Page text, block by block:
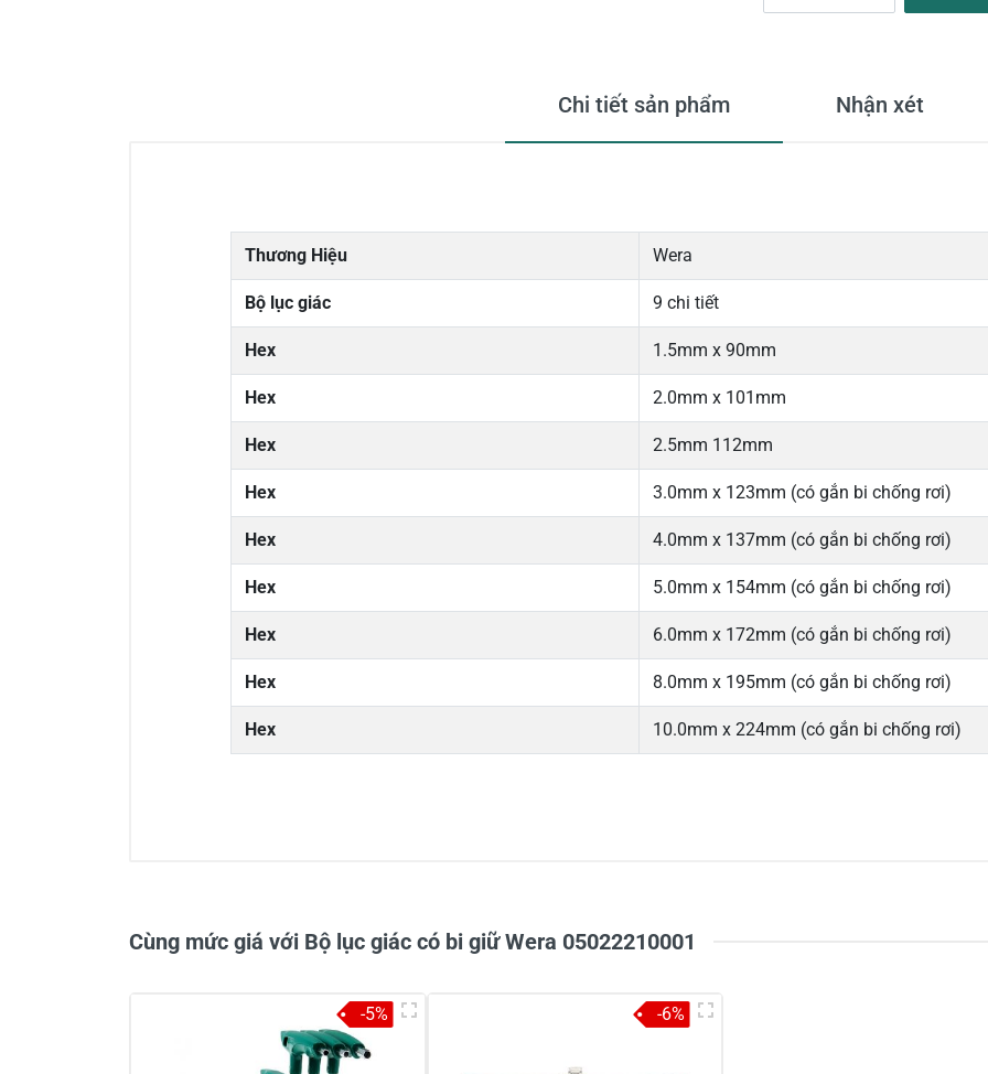
Chi tiết sản phẩm Nhận xét
Thương Hiệu Wera
Bộ lục giác 9 chi tiết
Hex 1.5mm x 90mm
Hex 2.0mm x 101mm
Hex 2.5mm 112mm
Hex 3.0mm x 123mm (có gắn bi chống rơi)
Hex 4.0mm x 137mm (có gắn bi chống rơi)
Hex 5.0mm x 154mm (có gắn bi chống rơi)
Hex 6.0mm x 172mm (có gắn bi chống rơi)
Hex 8.0mm x 195mm (có gắn bi chống rơi)
Hex 10.0mm x 224mm (có gắn bi chống rơi)
Cùng mức giá với Bộ lục giác có bi giữ Wera 05022210001
-5% -6%